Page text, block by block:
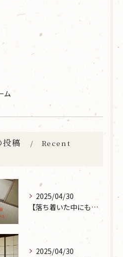
ム
投稿
Recent
2025/04/30
【落ち着いた中にも華やかな雰囲気を】大分市で畳の表替えなら 張替本舗 金沢屋 坂ノ市店へ
2025/04/30